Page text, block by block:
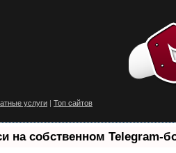
услуги | Топ сайтов
на собственном Telegram-